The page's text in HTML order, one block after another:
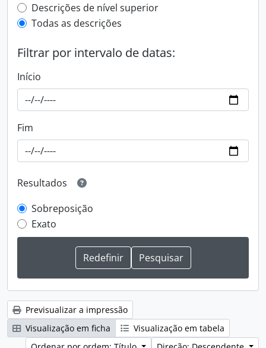
Filtro de descrição de nível superior
Descrições de nível superior
Todas as descrições
Filtrar por intervalo de datas:
Início
Fim
Resultados
Sobreposição
Exato
Previsualizar a impressão
Visualização em ficha
Visualização em tabela